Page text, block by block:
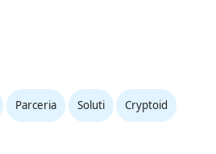
Parceria Soluti Cryptoid